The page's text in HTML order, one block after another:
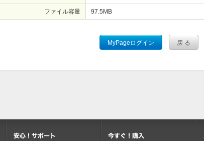
ファイル容量 97.5 MB